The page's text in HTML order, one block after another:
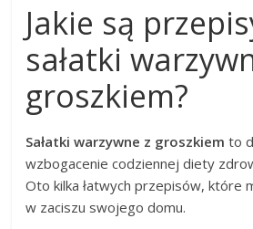
Jakie są
sałatki
groszkiem?
Sałatki warzywne z groszkiem to
wzbogacenie codziennej diety
Oto kilka łatwych przepisów, które
w zaciszu swojego domu.